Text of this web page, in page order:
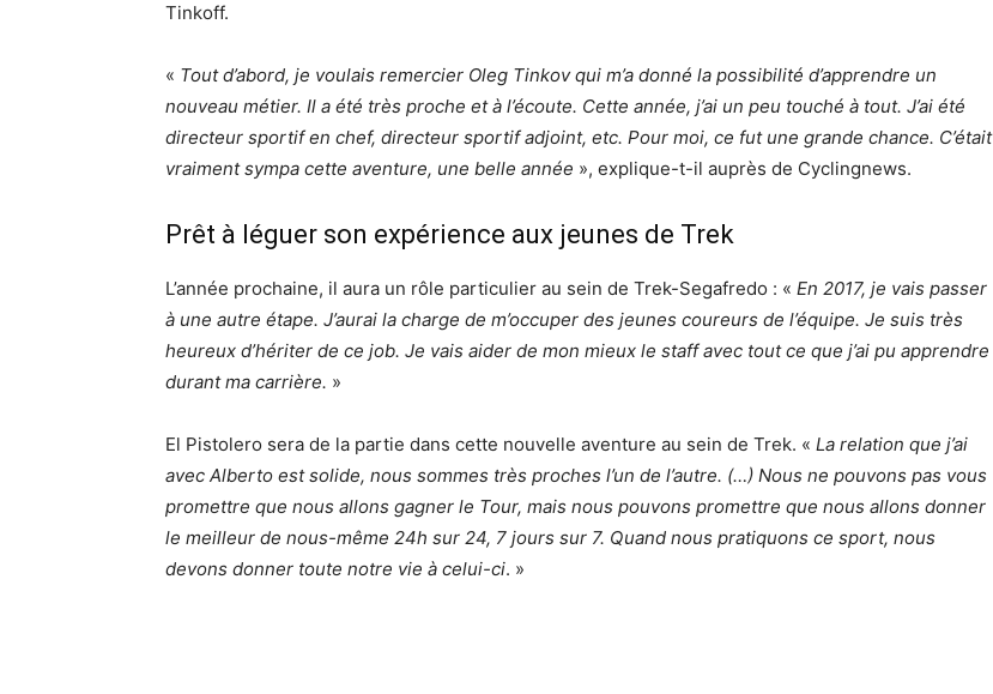
Tinkoff.
« Tout d’abord, je voulais remercier Oleg Tinkov qui m’a donné la possibilité d’apprendre un
nouveau métier. Il a été très proche et à l’écoute. Cette année, j’ai un peu touché à tout. J’ai été
directeur sportif en chef, directeur sportif adjoint, etc. Pour moi, ce fut une grande chance. C’était
vraiment sympa cette aventure, une belle année », explique-t-il auprès de Cyclingnews.
Prêt à léguer son expérience aux jeunes de Trek
L’année prochaine, il aura un rôle particulier au sein de Trek-Segafredo : « En 2017, je vais passer
à une autre étape. J’aurai la charge de m’occuper des jeunes coureurs de l’équipe. Je suis très
heureux d’hériter de ce job. Je vais aider de mon mieux le staff avec tout ce que j’ai pu apprendre
durant ma carrière. »
El Pistolero sera de la partie dans cette nouvelle aventure au sein de Trek. « La relation que j’ai
avec Alberto est solide, nous sommes très proches l’un de l’autre. (…) Nous ne pouvons pas vous
promettre que nous allons gagner le Tour, mais nous pouvons promettre que nous allons donner
le meilleur de nous-même 24h sur 24, 7 jours sur 7. Quand nous pratiquons ce sport, nous
devons donner toute notre vie à celui-ci. »